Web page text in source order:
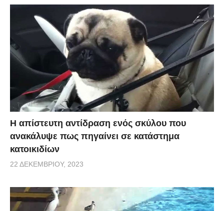
Η απίστευτη αντίδραση ενός σκύλου που
ανακάλυψε πως πηγαίνει σε κατάστημα
κατοικιδίων
22 ΔΕΚΕΜΒΡΊΟΥ, 2023